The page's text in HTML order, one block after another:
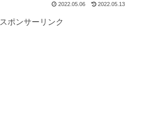
2022.05.06 2022.05.13
スポンサーリンク